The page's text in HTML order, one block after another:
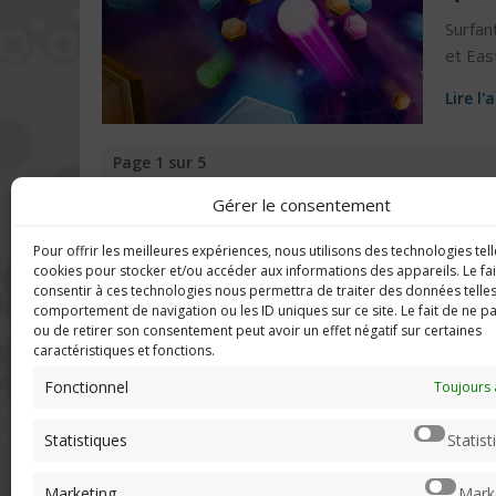
Gérer le consentement
Pour offrir les meilleures expériences, nous utilisons des technologies
cookies pour stocker et/ou accéder aux informations des appareils. Le
consentir à ces technologies nous permettra de traiter des données
comportement de navigation ou les ID uniques sur ce site. Le fait de ne
ou de retirer son consentement peut avoir un effet négatif sur certaines
caractéristiques et fonctions.
Fonctionnel Toujours
Statistiques
et
Lire
Page 1 sur 5
Imerod.fr est un site traitant de
l'univers du jeu vidéo. Toute
reproduction partielle ou complète
sans autorisation préalable est
interdite.
Mentions légales
DERNIERS
en